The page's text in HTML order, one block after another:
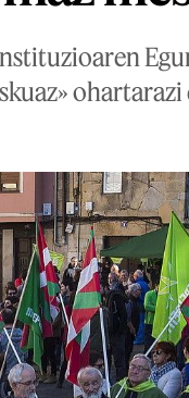
ohartarazi